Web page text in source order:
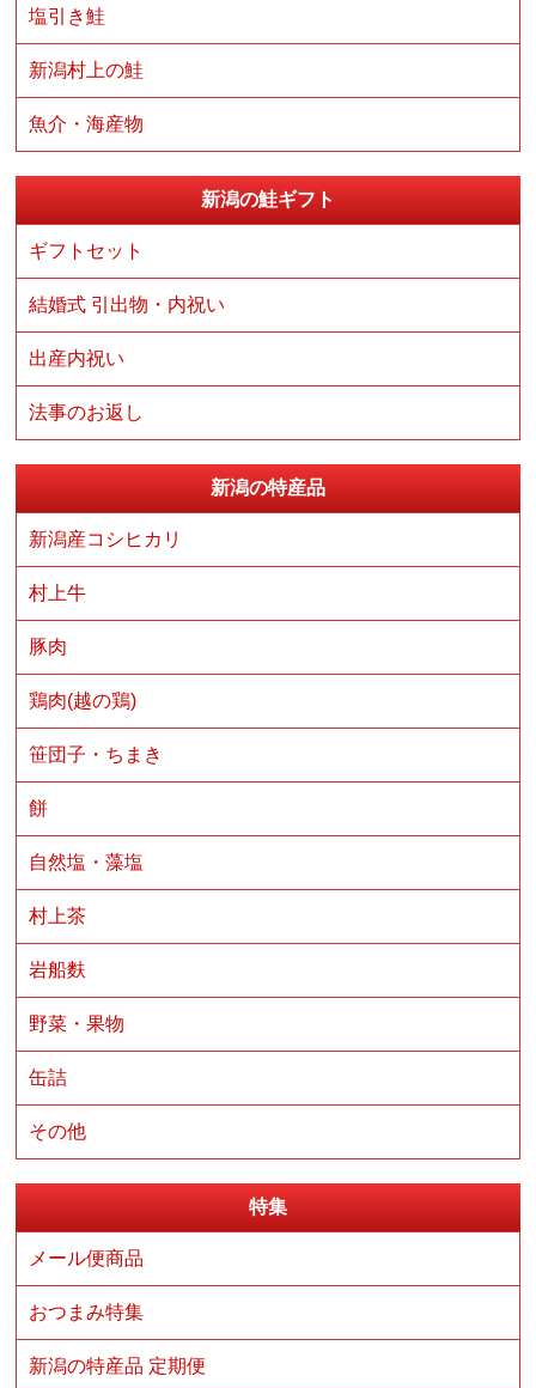
塩引き鮭
新潟村上の鮭
魚介・海産物
新潟の鮭ギフト
ギフトセット
結婚式 引出物・内祝い
出産内祝い
法事のお返し
新潟の特産品
新潟産コシヒカリ
村上牛
豚肉
鶏肉(越の鶏)
笹団子・ちまき
餅
自然塩・藻塩
村上茶
岩船麩
野菜・果物
缶詰
その他
特集
メール便商品
おつまみ特集
新潟の特産品 定期便